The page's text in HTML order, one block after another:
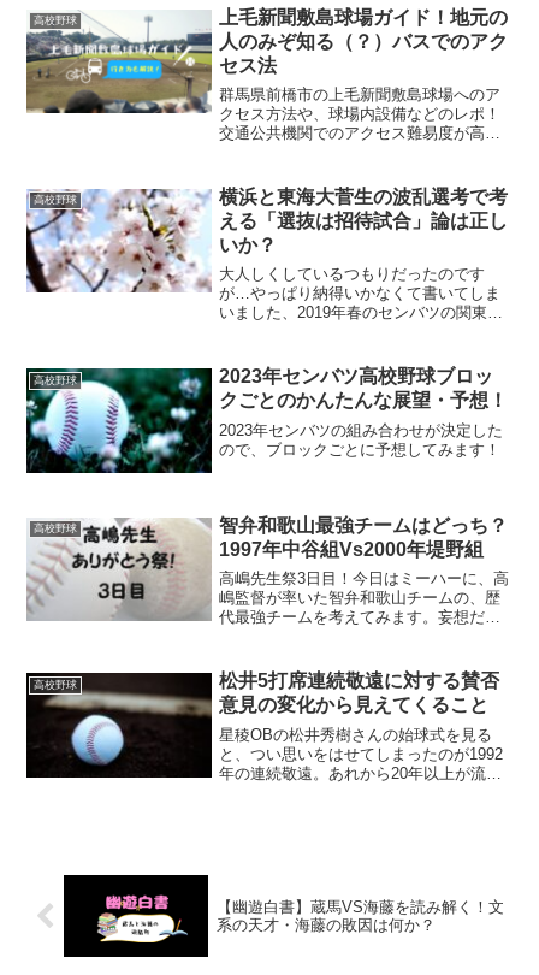
ズはどのように考えられているのか、背
景も含めてまとめてみました。
高校野球
上毛新聞敷島球場ガイド！地元の
人のみぞ知る（？）バスでのアク
セス法
群馬県前橋市の上毛新聞敷島球場へのア
クセス方法や、球場内設備などのレポ！
交通公共機関でのアクセス難易度が高い
高校野球
横浜と東海大菅生の波乱選考で考
える「選抜は招待試合」論は正し
いか？
大人しくしているつもりだったのです
が…やっぱり納得いかなくて書いてしま
いました、2019年春のセンバツの関東・
思いますが、ささやかな声だけでも挙げ
ておこうと思います。
高校野球
2023年センバツ高校野球ブロッ
クごとのかんたんな展望・予想！
2023年センバツの組み合わせが決定した
ので、ブロックごとに予想してみます！
高校野球
智弁和歌山最強チームはどっち？
1997年中谷組Vs2000年堤野組
高嶋先生祭3日目！今日はミーハーに、高
嶋監督が率いた智弁和歌山チームの、歴
代最強チームを考えてみます。妄想だら
すね。
高校野球
松井5打席連続敬遠に対する賛否
意見の変化から見えてくること
星稜OBの松井秀樹さんの始球式を見る
と、つい思いをはせてしまったのが1992
年の連続敬遠。あれから20年以上が流
【幽遊白書】蔵馬VS海藤を読み解く！文
系の天才・海藤の敗因は何か？